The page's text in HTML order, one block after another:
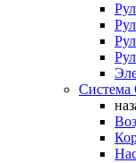
Система